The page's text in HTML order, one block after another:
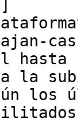
hasta
la
los